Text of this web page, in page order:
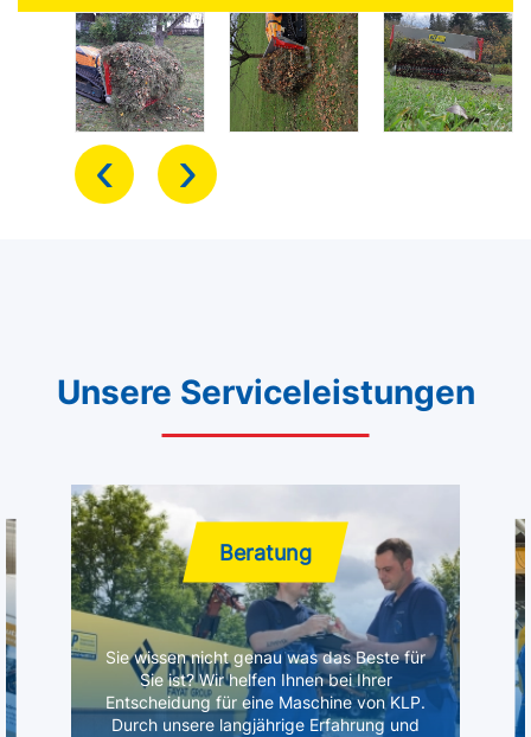
‹ ›
Unsere Serviceleistungen
Beratung
Sie wissen nicht genau was das Beste für
Sie ist? Wir helfen Ihnen bei Ihrer
Entscheidung für eine Maschine von KLP.
Durch unsere langjährige Erfahrung und